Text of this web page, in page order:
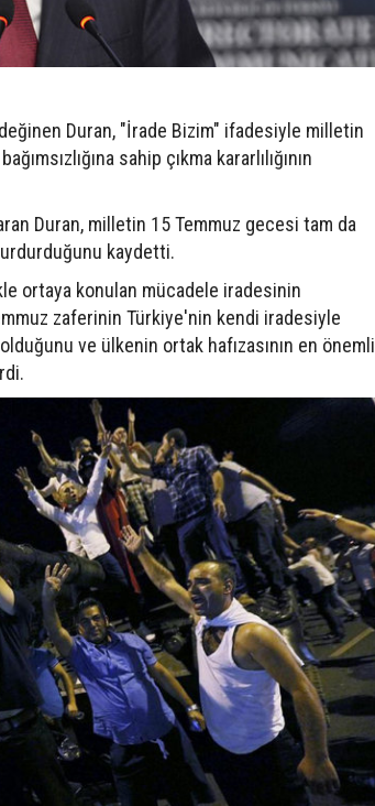
Duran, "İrade Bizim" ifadesiyle milletin
sahip çıkma kararlılığının
Duran, milletin 15 Temmuz gecesi tam da
kaydetti.
ortaya konulan mücadele iradesinin
zaferinin Türkiye'nin kendi iradesiyle
ve ülkenin ortak hafızasının en önemli